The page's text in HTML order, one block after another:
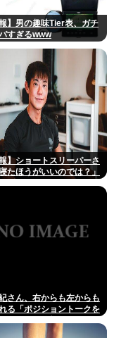
報】男の趣味Tier表、ガチ
すぎるwww
報】ショートスリーパーさ
たほうがいいのでは？」
さん、右からも左からも
る「ポジショントークを
れるwww